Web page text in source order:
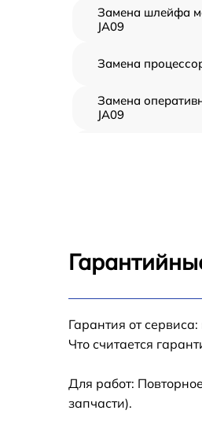
Замена шлейфа
JA09
Замена
Замена
JA09
Замена тачпада
Гарантия от
Что считается
Для работ:
запчасти).